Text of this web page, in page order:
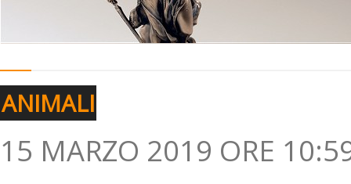
ANIMALI
15 MARZO 2019 ORE